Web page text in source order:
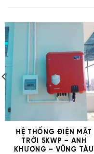
HỆ THỐNG ĐIỆN MẶT
TRỜI 5KWP – ANH
KHƯƠNG – VŨNG TÀU